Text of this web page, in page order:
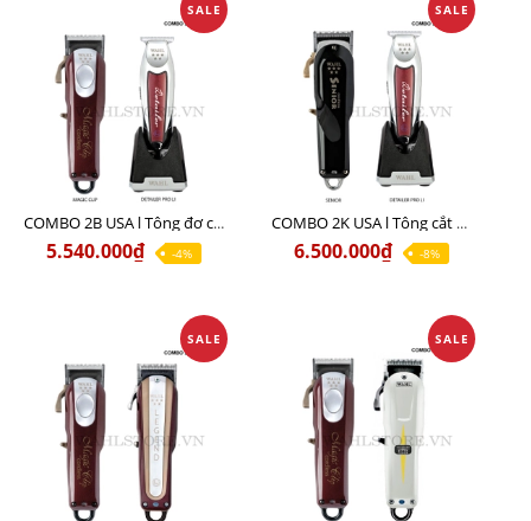
SALE
COMBO 2B USA l Tông đơ cắt Magic clip Red + Tông đơ viền Detailer Pro Li
5.540.000₫ -4%
SALE
COMBO 2K USA l Tông cắt SENIOR +Tông viền DETAILER PRO LI
6.500.000₫ -8%
SALE SALE